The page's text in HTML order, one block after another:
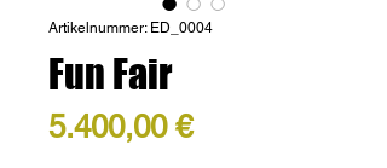
Artikelnummer: ED_0004
Fun Fair
5.400,00 €Preis